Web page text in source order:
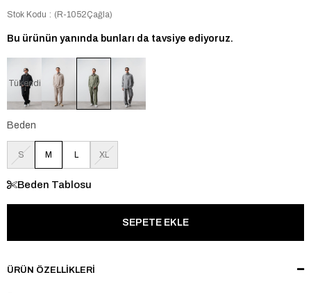
Stok Kodu (R-1052Çağla)
Bu ürünün yanında bunları da tavsiye ediyoruz.
Tükendi
Beden
S M L XL
Beden Tablosu
ÜRÜN ÖZELLIKLERI